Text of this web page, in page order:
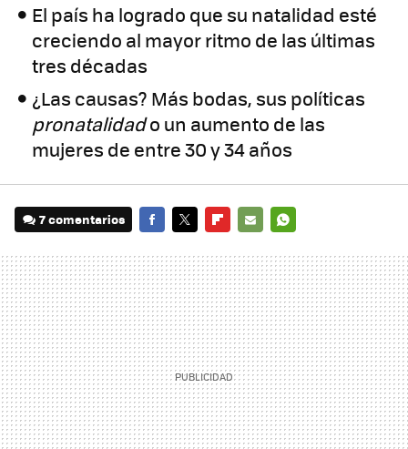
El país ha logrado que su natalidad esté
creciendo al mayor ritmo de las últimas
tres décadas
¿Las causas? Más bodas, sus políticas
pronatalidado un aumento de las
mujeres de entre 30 y 34 años
7 comentarios
MAIL